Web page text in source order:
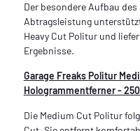
Der besondere Aufbau
Abtragsleistung
Heavy Cut Politur und
Ergebnisse.
Garage Freaks Politur
Hologrammentferner -
Die Medium Cut Politur